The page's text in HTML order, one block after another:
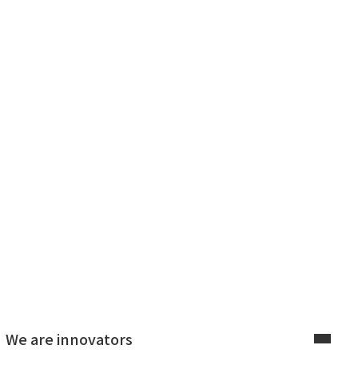
We are innovators